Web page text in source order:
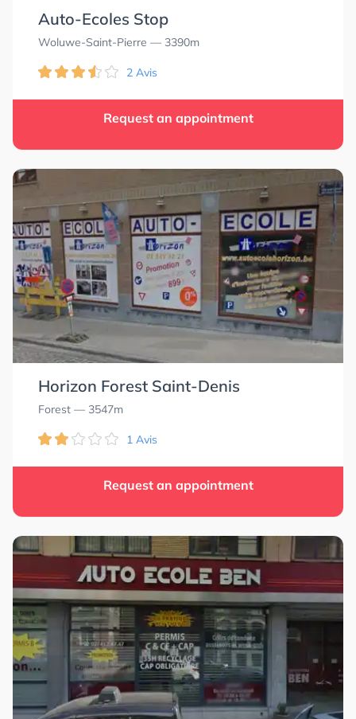
Auto-Ecoles Stop
Woluwe-Saint-Pierre — 3390m
2 Avis
Request an appointment
Horizon Forest Saint-Denis
Forest — 3547m
1 Avis
Request an appointment